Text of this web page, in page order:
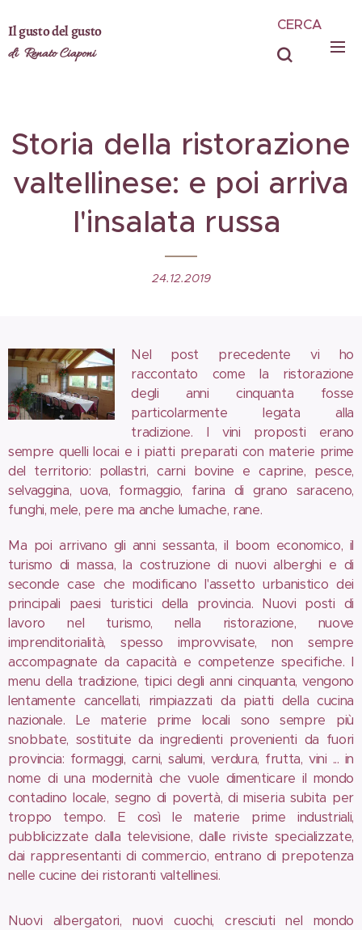
Il gusto del gusto
di Renato Ciaponi
CERCA
Storia della ristorazione
valtellinese: e poi arriva
l'insalata russa
24.12.2019
Nel post precedente vi ho
raccontato come la ristorazione
degli anni cinquanta fosse
particolarmente legata alla
tradizione. I vini proposti erano
sempre quelli locai e i piatti preparati con materie prime
del territorio: pollastri, carni bovine e caprine, pesce,
selvaggina, uova, formaggio, farina di grano saraceno,
funghi, mele, pere ma anche lumache, rane.
Ma poi arrivano gli anni sessanta, il boom economico, il
turismo di massa, la costruzione di nuovi alberghi e di
seconde case che modificano l'assetto urbanistico dei
principali paesi turistici della provincia. Nuovi posti di
lavoro nel turismo, nella ristorazione, nuove
imprenditorialità, spesso improvvisate, non sempre
accompagnate da capacità e competenze specifiche. I
menu della tradizione, tipici degli anni cinquanta, vengono
lentamente cancellati, rimpiazzati da piatti della cucina
nazionale. Le materie prime locali sono sempre più
snobbate, sostituite da ingredienti provenienti da fuori
provincia: formaggi, carni, salumi, verdura, frutta, vini ... in
nome di una modernità che vuole dimenticare il mondo
contadino locale, segno di povertà, di miseria subita per
troppo tempo. E così le materie prime industriali,
pubblicizzate dalla televisione, dalle riviste specializzate,
dai rappresentanti di commercio, entrano di prepotenza
nelle cucine dei ristoranti valtellinesi.
Nuovi albergatori, nuovi cuochi, cresciuti nel mondo